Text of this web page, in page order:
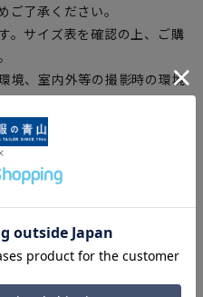
ご了承ください。
。サイズ表を確認の上、ご購
境、室内外等の撮影時の環境
と掲載画像の色味が異なる場
着用感や実際のサイズ表に若
す。予めご了承ください。
。予めご了承ください。(お
、ご注文のタイミングによっ
きない場合がございます。